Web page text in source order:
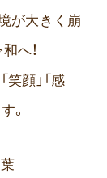
が大きく崩
へ！
顔」「感
。